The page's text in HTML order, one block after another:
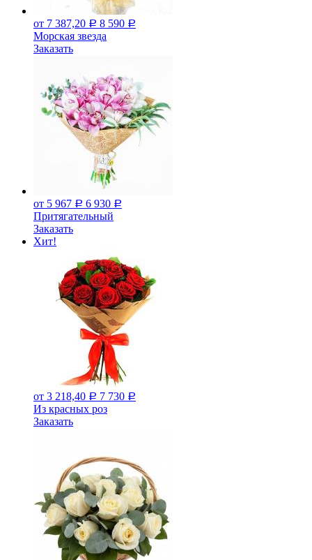
от 7 387,20 Р 8 590 Р
Морская звезда
Заказать
от 5 967 Р 6 930 Р
Притягательный
Заказать
Хит!
от 3 218,40 Р 7 730 Р
Из красных роз
Заказать